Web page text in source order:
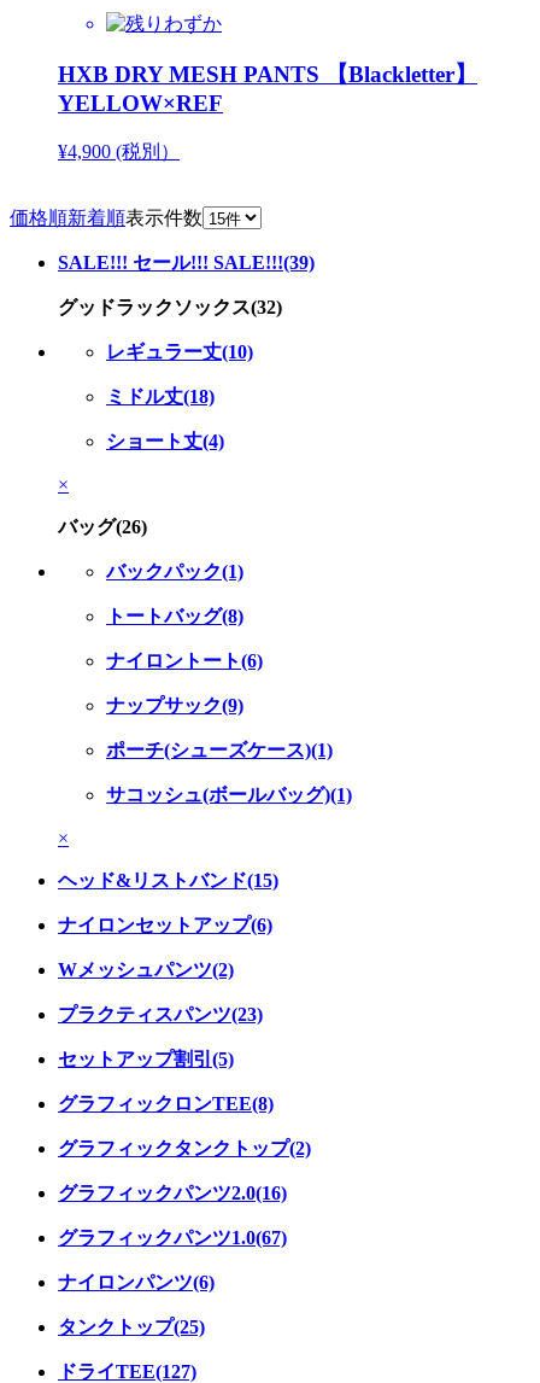
HXB DRY MESH PANTS 【Blackletter】
YELLOW×REF
¥4,900 (税別）
価格順新着順表示件数
SALE!!! セール!!! SALE!!!(39)
グッドラックソックス(32)
レギュラー丈(10)
ミドル丈(18)
ショート丈(4)
×
バッグ(26)
バックパック(1)
トートバッグ(8)
ナイロントート(6)
ナップサック(9)
ポーチ(シューズケース)(1)
サコッシュ(ボールバッグ)(1)
×
ヘッド&リストバンド(15)
ナイロンセットアップ(6)
Wメッシュパンツ(2)
プラクティスパンツ(23)
セットアップ割引(5)
グラフィックロンTEE(8)
グラフィックタンクトップ(2)
グラフィックパンツ2.0(16)
グラフィックパンツ1.0(67)
ナイロンパンツ(6)
タンクトップ(25)
ドライTEE(127)